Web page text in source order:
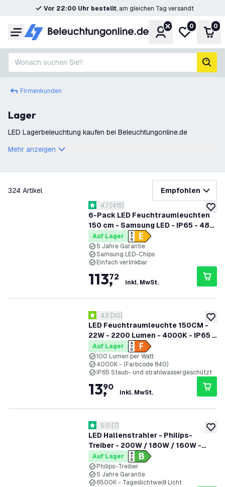
Vor 22:00 Uhr bestellt, am gleichen Tag versandt
Menü KontoMeine
0 0
Wonach suchen Sie?
Firmenkunden
Lager
LED Lagerbeleuchtung kaufen bei Beleuchtungonline.de
Mehr anzeigen
324 Artikel Empfohlen
zur
6-Pack LED Feuchtraumleuchten
150 cm - Samsung LED - IP65 - 48W
- 130 lm/W - 6500K - Verlinkbar - 5
Jahre Garantie
Bewertungsbereich öffnen
4.7 Bewertungssterne
4.7 [415]
Auf Lager
5 Jahre Garantie
Samsung LED-Chips
Einfach verlinkbar
113,
72
inkl. MwSt.
zur
LED Feuchtraumleuchte 150CM -
22W - 2200 Lumen - 4000K - IP65 -
Inkl. LED Röhre
Bewertungsbereich öffnen
4.3 Bewertungssterne
4.3 [30]
Auf Lager
100 Lumen per Watt
4000K - (Farbcode 840)
IP65 Staub- und strahlwassergeschützt
13,
90
inkl. MwSt.
zur
LED Hallenstrahler - Philips-
Treiber - 200W / 180W / 160W -
185lm/W - 6500K - IP65 - Dimmbar
- 90° - 5 Jahre Garantie
Bewertungsbereich öffnen
5 Bewertungssterne
5.0 [7]
Auf Lager
Philips-Treiber
5 Jahre Garantie
6500K - Tageslichtweiß Licht
Filter